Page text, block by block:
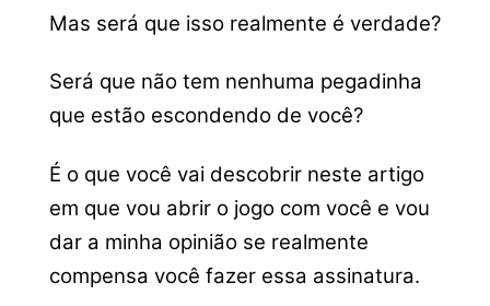
Mas será que isso realmente é verdade?
Será que não tem nenhuma pegadinha
que estão escondendo de você?
É o que você vai descobrir neste artigo
em que vou abrir o jogo com você e vou
dar a minha opinião se realmente
compensa você fazer essa assinatura.